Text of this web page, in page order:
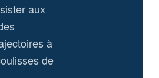
aux
à
de